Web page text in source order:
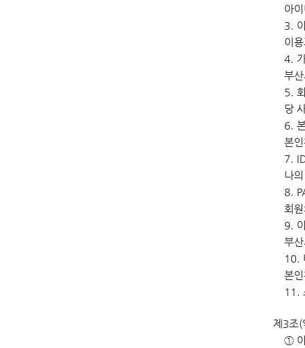
아
3.
이
4.
부
5.
당
6.
본
7.
나
8.
회
9.
부
10.
본
11.
제3조(
① 이